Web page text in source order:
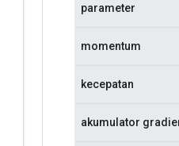
parameter
momentum
kecepatan
akumulator